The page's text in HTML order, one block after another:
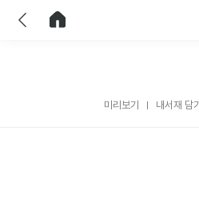
미리보기 내서재 담기